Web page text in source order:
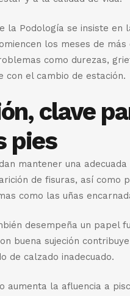
la Podología se insiste en
los meses de
como durezas,
con el cambio de estación.
clave
pies
mantener una
de fisuras, así
como las uñas
desempeña un papel
buena sujeción
de calzado inadecuado.
aumenta la afluencia a